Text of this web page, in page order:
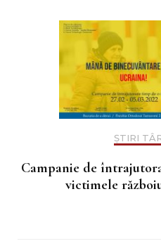
ȘTIRI
Campanie de
victimele